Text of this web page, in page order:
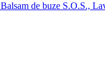
Balsam de buze S.O.S.,